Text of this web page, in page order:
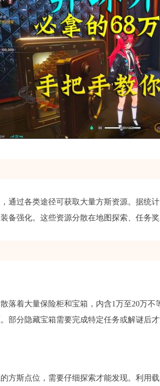
，通过各类途径可获取大量方斯资源。据统
备强化。这些资源分散在地图探索、任务
落着大量保险柜和宝箱，内含1万至20万
部分隐藏宝箱需要完成特定任务或解谜后才
方斯点位，需要仔细探索才能发现。利用